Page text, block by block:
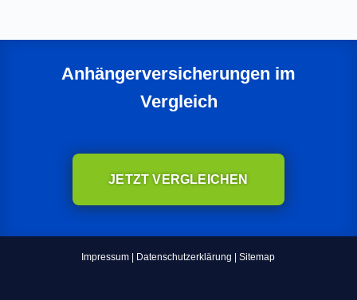
Anhängerversicherungen im
Vergleich
JETZT VERGLEICHEN
Impressum Datenschutzerklärung |Sitemap